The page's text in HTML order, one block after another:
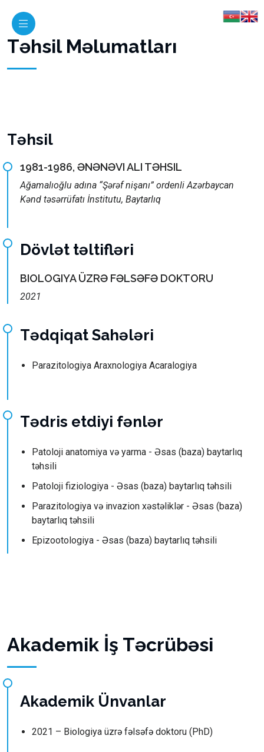
Təhsil Məlumatları
Təhsil
1981-1986, ƏNƏNƏVI ALI TƏHSIL
Ağamalıoğlu adına “Şərəf nişanı” ordenli Azərbaycan
Kənd təsərrüfatı İnstitutu, Baytarlıq
Dövlət təltifləri
BIOLOGIYA ÜZRƏ FƏLSƏFƏ DOKTORU
2021
Tədqiqat Sahələri
Parazitologiya Araxnologiya Acaralogiya
Tədris etdiyi fənlər
Patoloji anatomiya və yarma - Əsas (baza) baytarlıq
təhsili
Patoloji fiziologiya - Əsas (baza) baytarlıq təhsili
Parazitologiya və invazion xəstəliklər - Əsas (baza)
baytarlıq təhsili
Epizootologiya - Əsas (baza) baytarlıq təhsili
Akademik İş Təcrübəsi
Akademik Ünvanlar
2021 – Biologiya üzrə fəlsəfə doktoru (PhD)